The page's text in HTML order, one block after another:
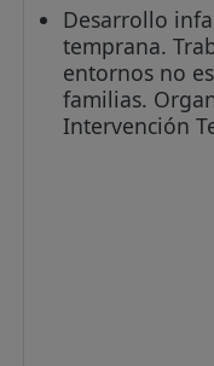
Desarrollo
temprana.
entornos no
familias.
Intervención